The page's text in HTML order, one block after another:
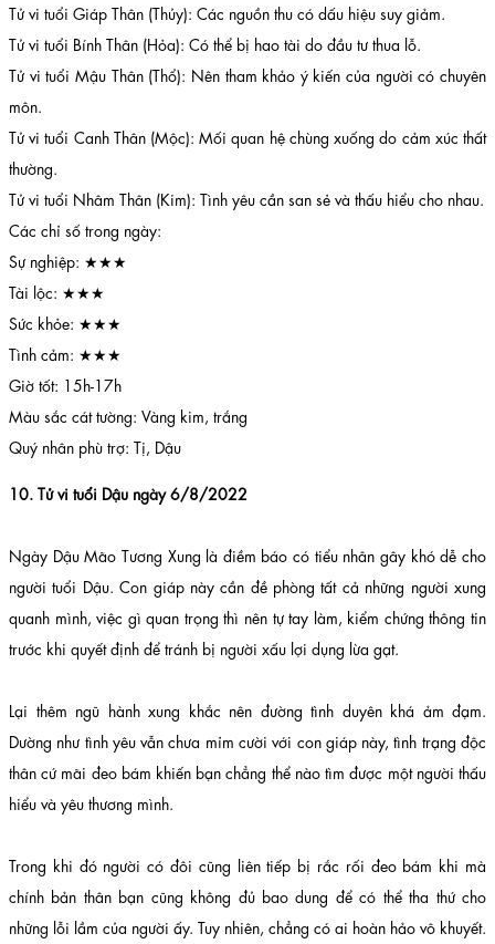
Tử vi tuổi Giáp Thân (Thủy): Các nguồn thu có dấu hiệu suy giảm.
Tử vi tuổi Bính Thân (Hỏa): Có thể bị hao tài do đầu tư thua lỗ.
Tử vi tuổi Mậu Thân (Thổ): Nên tham khảo ý kiến của người có chuyên
môn.
Tử vi tuổi Canh Thân (Mộc): Mối quan hệ chùng xuống do cảm xúc thất
thường.
Tử vi tuổi Nhâm Thân (Kim): Tình yêu cần san sẻ và thấu hiểu cho nhau.
Các chỉ số trong ngày:
Sự nghiệp: ★★★
Tài lộc: ★★★
Sức khỏe: ★★★
Tình cảm: ★★★
Giờ tốt: 15h-17h
Màu sắc cát tường: Vàng kim, trắng
Quý nhân phù trợ: Tị, Dậu
10. Tử vi tuổi Dậu ngày 6/8/2022
Ngày Dậu Mão Tương Xung là điềm báo có tiểu nhân gây khó dễ cho
người tuổi Dậu. Con giáp này cần đề phòng tất cả những người xung
quanh mình, việc gì quan trọng thì nên tự tay làm, kiểm chứng thông tin
trước khi quyết định để tránh bị người xấu lợi dụng lừa gạt.
Lại thêm ngũ hành xung khắc nên đường tình duyên khá ảm đạm.
Dường như tình yêu vẫn chưa mỉm cười với con giáp này, tình trạng độc
thân cứ mãi đeo bám khiến bạn chẳng thể nào tìm được một người thấu
hiểu và yêu thương mình.
Trong khi đó người có đôi cũng liên tiếp bị rắc rối đeo bám khi mà
chính bản thân bạn cũng không đủ bao dung để có thể tha thứ cho
những lỗi lầm của người ấy. Tuy nhiên, chẳng có ai hoàn hảo vô khuyết.